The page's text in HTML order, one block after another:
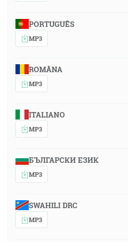
PORTUGUÊS
MP3
ROMÂNA
MP3
ITALIANO
MP3
БЪЛГАРСКИ ЕЗИК
MP3
SWAHILI DRC
MP3